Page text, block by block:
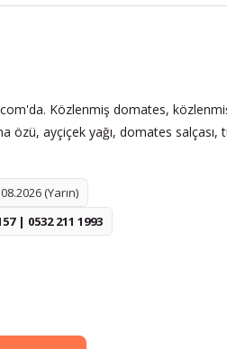
Közlenmiş domates,
özü, ayçiçek yağı, domates salçası,
(Yarın)
| 0532 211 1993